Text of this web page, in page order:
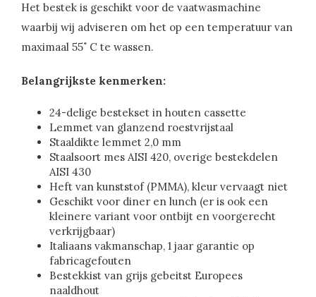
Het bestek is geschikt voor de vaatwasmachine
waarbij wij adviseren om het op een temperatuur van
maximaal 55˚ C te wassen.
Belangrijkste kenmerken:
24-delige bestekset in houten cassette
Lemmet van glanzend roestvrijstaal
Staaldikte lemmet 2,0 mm
Staalsoort mes AISI 420, overige bestekdelen
AISI 430
Heft van kunststof (PMMA), kleur vervaagt niet
Geschikt voor diner en lunch (er is ook een
kleinere variant voor ontbijt en voorgerecht
verkrijgbaar)
Italiaans vakmanschap, 1 jaar garantie op
fabricagefouten
Bestekkist van grijs gebeitst Europees
naaldhout